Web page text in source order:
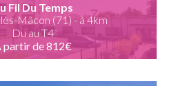
Fil Du Temps
Mâcon (71) - à 4km
Du au T4
partir de 812€